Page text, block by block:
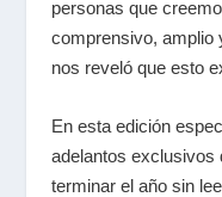
personas que
comprensivo, amplio
nos reveló que esto
En esta edición
adelantos exclusivos
terminar el año sin